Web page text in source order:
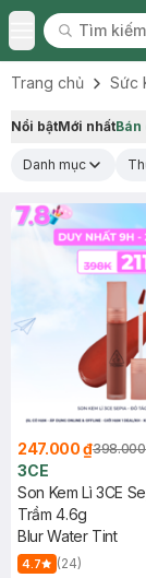
Toggle Menu
Tìm kiếm
Tìm kiếm
Trang chủ Sức
Nổi bậtMới nhấtBán
Danh mục
247.000 ₫
3CE
Son Kem Lì 3CE
Trầm 4.6g
Blur Water Tint
4.7 (24)